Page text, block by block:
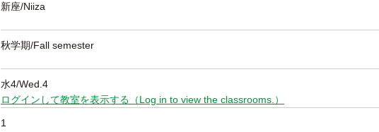
新座/Niiza
秋学期/Fall semester
水4/Wed.4
ログインして教室を表示する（Log in to view the classrooms.）
1